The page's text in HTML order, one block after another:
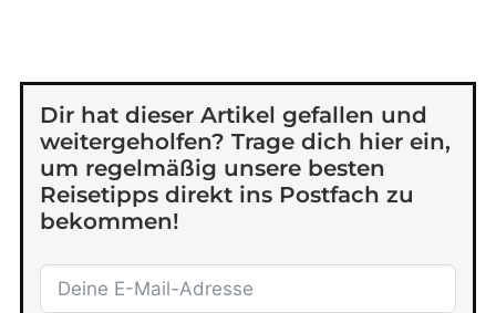
Dir hat dieser Artikel gefallen und
weitergeholfen? Trage dich hier ein,
um regelmäßig unsere besten
Reisetipps direkt ins Postfach zu
bekommen!